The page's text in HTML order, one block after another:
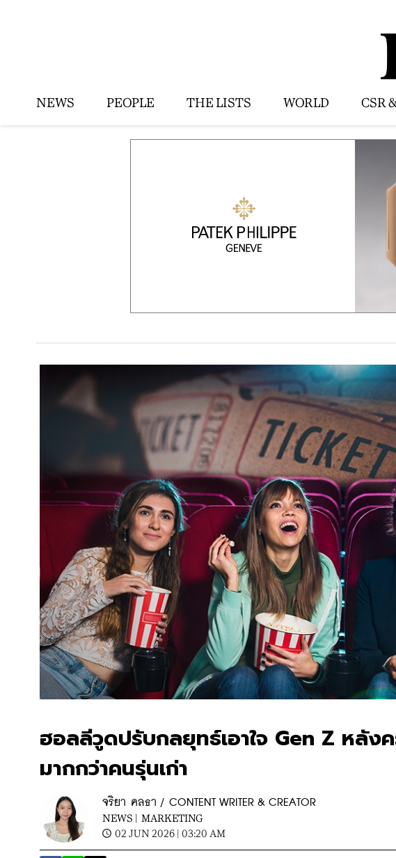
NEWS PEOPLE THE LISTS WORLD CSR
ฮอลลีวูดปรับกลยุทธ์เอาใจ Gen Z หลั
มากกว่าคนรุ่นเก่า
จริยา คลธา / CONTENT WRITER & CREATOR
NEWS | MARKETING
02 JUN 2026 | 03:20 AM